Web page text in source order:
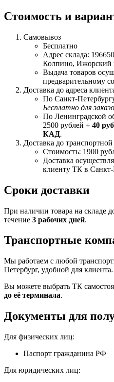
Стоимость и
Самовывоз
Бесплатно
Адрес склада:
Колпино, Ижорский
Выдача товаров
предварительному
Доставка до адреса
По Санкт-
Бесплатно для
По Ленинградской
2500 рублей + 40
КАД.
Доставка до
Стоимость: 1900
Доставка
клиенту ТК в Санкт-
Сроки доставки
При наличии товара на складе
течение 3 рабочих дней.
Транспортные
Мы работаем с любой
Петербург, удобной для клиента.
Вы можете выбрать ТК
до её терминала.
Документы для
Для физических лиц:
Паспорт гражданина РФ
Для юридических лиц: